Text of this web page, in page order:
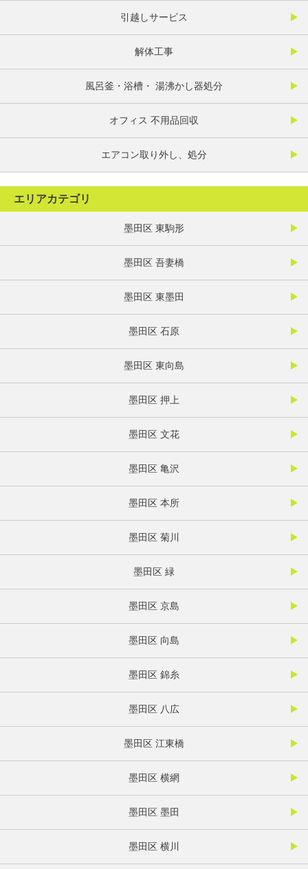
引越しサービス
解体工事
風呂釜・浴槽・ 湯沸かし器処分
オフィス 不用品回収
エアコン取り外し、処分
エリアカテゴリ
墨田区 東駒形
墨田区 吾妻橋
墨田区 東墨田
墨田区 石原
墨田区 東向島
墨田区 押上
墨田区 文花
墨田区 亀沢
墨田区 本所
墨田区 菊川
墨田区 緑
墨田区 京島
墨田区 向島
墨田区 錦糸
墨田区 八広
墨田区 江東橋
墨田区 横網
墨田区 墨田
墨田区 横川